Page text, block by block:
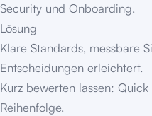
Security und Onboarding.
Lösung
Klare Standards, messbare
Entscheidungen erleichtert.
Kurz bewerten lassen:
Reihenfolge.